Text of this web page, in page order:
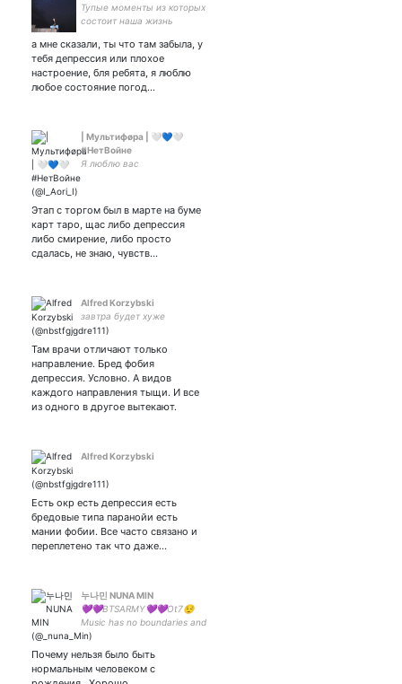
Тупые моменты из которых
состоит наша жизнь
а мне сказали, ты что там забыла, у
тебя депрессия или плохое
настроение, бля ребята, я люблю
любое состояние погод…
| Мультифøра | 🤍💙🤍
#НетВойне
Я люблю вас
Этап с торгом был в марте на буме
карт таро, щас либо депрессия
либо смирение, либо просто
сдалась, не знаю, чувств…
Alfred Korzybski
завтра будет хуже
Там врачи отличают только
направление. Бред фобия
депрессия. Условно. А видов
каждого направления тыщи. И все
из одного в другое вытекают.
Alfred Korzybski
Есть окр есть депрессия есть
бредовые типа паранойи есть
мании фобии. Все часто связано и
переплетено так что даже…
누나민 NUNA MIN
💜💜BTSARMY💜💜Ot7😌
Music has no boundaries and
time and age limits 💜
Почему нельзя было быть
нормальным человеком с